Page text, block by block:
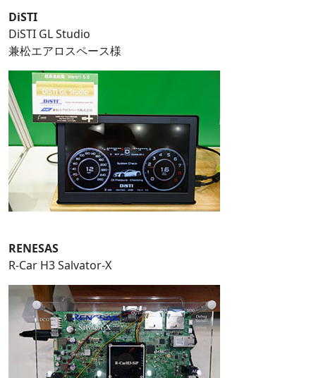
DiSTI
DiSTI GL Studio
兼松エアロスペース様
RENESAS
R-Car H3 Salvator-X